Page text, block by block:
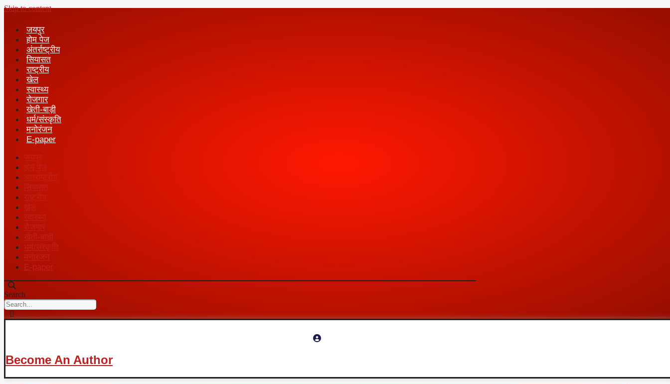
Skip to content
जयपुर
होम पेज
अंतर्राष्ट्रीय
सियासत
राष्ट्रीय
खेल
स्वास्थ्य
रोजगार
खेती-बाड़ी
धर्म/संस्कृति
मनोरंजन
E-paper
जयपुर
होम पेज
अंतर्राष्ट्रीय
सियासत
राष्ट्रीय
खेल
स्वास्थ्य
रोजगार
खेती-बाड़ी
धर्म/संस्कृति
मनोरंजन
E-paper
Search
Become An Author